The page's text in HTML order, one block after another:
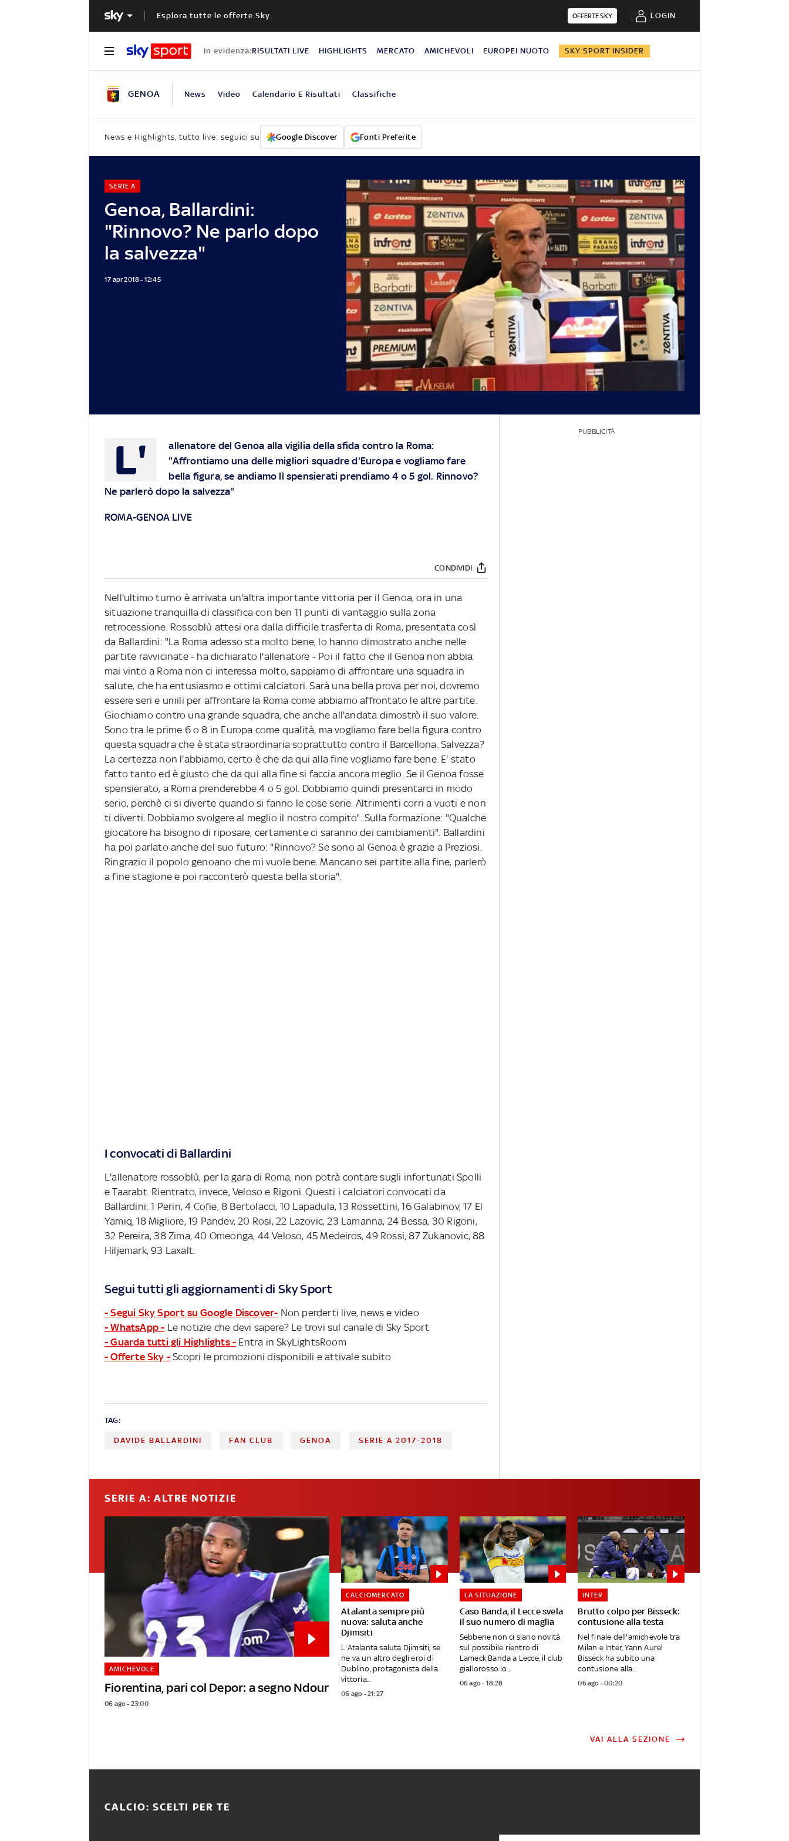
Esplora tutte le offerte Sky OFFERTE SKY LOGIN
In evidenza:RISULTATI LIVE HIGHLIGHTS MERCATO AMICHEVOLI EUROPEI NUOTO SKY SPORT INSIDER
GENOA News Video Calendario E Risultati Classifiche
News e Highlights, tutto live: seguici su Google Discover Fonti Preferite
Genoa, Ballardini:
"Rinnovo? Ne parlo dopo
la salvezza"
SERIE A
17 apr 2018 - 12:45
L'
allenatore del Genoa alla vigilia della sfida contro la Roma:
"Affrontiamo una delle migliori squadre d'Europa e vogliamo fare
bella figura, se andiamo lì spensierati prendiamo 4 o 5 gol. Rinnovo?
Ne parlerò dopo la salvezza"
ROMA-GENOA LIVE
CONDIVIDI
Nell'ultimo turno è arrivata un'altra importante vittoria per il Genoa, ora in una
situazione tranquilla di classifica con ben 11 punti di vantaggio sulla zona
retrocessione. Rossoblù attesi ora dalla difficile trasferta di Roma, presentata così
da Ballardini: "La Roma adesso sta molto bene, lo hanno dimostrato anche nelle
partite ravvicinate - ha dichiarato l'allenatore - Poi il fatto che il Genoa non abbia
mai vinto a Roma non ci interessa molto, sappiamo di affrontare una squadra in
salute, che ha entusiasmo e ottimi calciatori. Sarà una bella prova per noi, dovremo
essere seri e umili per affrontare la Roma come abbiamo affrontato le altre partite.
Giochiamo contro una grande squadra, che anche all'andata dimostrò il suo valore.
Sono tra le prime 6 o 8 in Europa come qualità, ma vogliamo fare bella figura contro
questa squadra che è stata straordinaria soprattutto contro il Barcellona. Salvezza?
La certezza non l'abbiamo, certo è che da qui alla fine vogliamo fare bene. E' stato
fatto tanto ed è giusto che da qui alla fine si faccia ancora meglio. Se il Genoa fosse
spensierato, a Roma prenderebbe 4 o 5 gol. Dobbiamo quindi presentarci in modo
serio, perchè ci si diverte quando si fanno le cose serie. Altrimenti corri a vuoti e non
ti diverti. Dobbiamo svolgere al meglio il nostro compito". Sulla formazione: "Qualche
giocatore ha bisogno di riposare, certamente ci saranno dei cambiamenti". Ballardini
ha poi parlato anche del suo futuro: "Rinnovo? Se sono al Genoa è grazie a Preziosi.
Ringrazio il popolo genoano che mi vuole bene. Mancano sei partite alla fine, parlerò
a fine stagione e poi racconterò questa bella storia".
I convocati di Ballardini
L'allenatore rossoblù, per la gara di Roma, non potrà contare sugli infortunati Spolli
e Taarabt. Rientrato, invece, Veloso e Rigoni. Questi i calciatori convocati da
Ballardini: 1 Perin, 4 Cofie, 8 Bertolacci, 10 Lapadula, 13 Rossettini, 16 Galabinov, 17 El
Yamiq, 18 Migliore, 19 Pandev, 20 Rosi, 22 Lazovic, 23 Lamanna, 24 Bessa, 30 Rigoni,
32 Pereira, 38 Zima, 40 Omeonga, 44 Veloso, 45 Medeiros, 49 Rossi, 87 Zukanovic, 88
Hiljemark, 93 Laxalt.
Segui tutti gli aggiornamenti di Sky Sport
- Segui Sky Sport su Google Discover- Non perderti live, news e video
- WhatsApp - Le notizie che devi sapere? Le trovi sul canale di Sky Sport
- Guarda tutti gli Highlights - Entra in SkyLightsRoom
- Offerte Sky - Scopri le promozioni disponibili e attivale subito
TAG:
DAVIDE BALLARDINI FAN CLUB GENOA SERIE A 2017-2018
PUBBLICITÀ
SERIE A: ALTRE NOTIZIE
Fiorentina, pari col Depor: a segno Ndour
AMICHEVOLE
06 ago - 23:00
Atalanta sempre più
nuova: saluta anche
Djimsiti
CALCIOMERCATO
L'Atalanta saluta Djimsiti, se
ne va un altro degli eroi di
Dublino, protagonista della
vittoria...
06 ago - 21:27
Caso Banda, il Lecce svela
il suo numero di maglia
LA SITUAZIONE
Sebbene non ci siano novità
sul possibile rientro di
Lameck Banda a Lecce, il club
giallorosso lo...
06 ago - 18:28
Brutto colpo per Bisseck:
contusione alla testa
INTER
Nel finale dell'amichevole tra
Milan e Inter, Yann Aurel
Bisseck ha subito una
contusione alla...
06 ago - 00:20
VAI ALLA SEZIONE
CALCIO: SCELTI PER TE